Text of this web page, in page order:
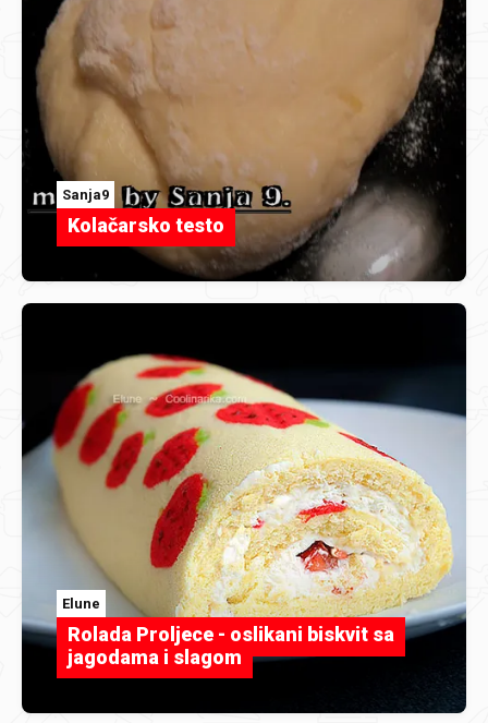
Sanja9
Kolačarsko testo
Elune
Rolada Proljece - oslikani biskvit sa
jagodama i slagom